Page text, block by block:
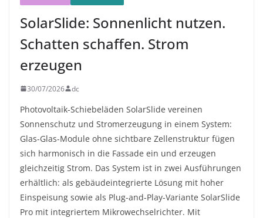
SolarSlide: Sonnenlicht nutzen.
Schatten schaffen. Strom
erzeugen
30/07/2026 dc
Photovoltaik-Schiebeläden SolarSlide vereinen
Sonnenschutz und Stromerzeugung in einem System:
Glas-Glas-Module ohne sichtbare Zellenstruktur fügen
sich harmonisch in die Fassade ein und erzeugen
gleichzeitig Strom. Das System ist in zwei Ausführungen
erhältlich: als gebäudeintegrierte Lösung mit hoher
Einspeisung sowie als Plug-and-Play-Variante SolarSlide
Pro mit integriertem Mikrowechselrichter. Mit